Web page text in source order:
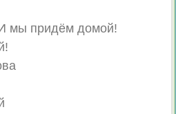
мы придём домой!